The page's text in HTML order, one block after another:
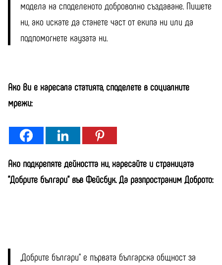
модела на споделеното доброволно създаване. Пишете
ни, ако искате да станете част от екипа ни или да
подпомогнете каузата ни.
Ако Ви е харесала статията, споделете в социалните
мрежи:
Ако подкрепяте дейността ни, харесайте и страницата
"Добрите българи" във Фейсбук. Да разпространим Доброто:
„Добрите българи“ е първата българска общност за